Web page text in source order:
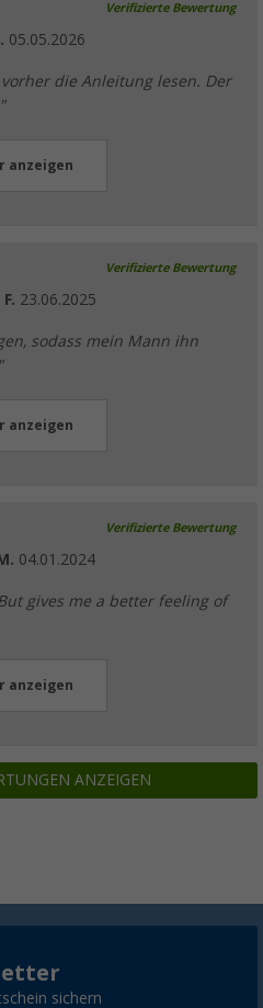
Verifizierte Bewertung
05.05.2026
die Anleitung lesen. Der
anzeigen
Verifizierte Bewertung
23.06.2025
sodass mein Mann ihn
anzeigen
Verifizierte Bewertung
04.01.2024
gives me a better feeling of
anzeigen
ANZEIGEN
sichern